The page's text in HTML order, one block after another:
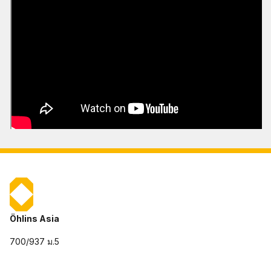
Öhlins Asia
700/937 ม.5